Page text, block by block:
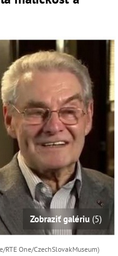
Zobraziť galériu (5)
RTE One/CzechSlovakMuseum)